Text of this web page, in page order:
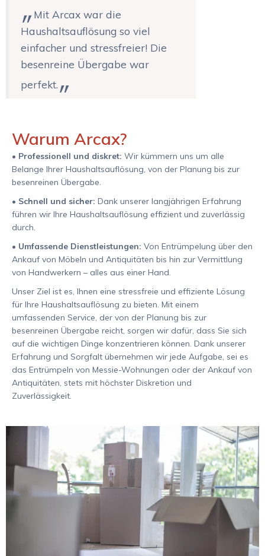
„Mit Arcax war die
Haushaltsauflösung so viel
einfacher und stressfreier! Die
besenreine Übergabe war
perfekt. „
Warum Arcax?
• Professionell und diskret: Wir kümmern uns um alle
Belange Ihrer Haushaltsauflösung, von der Planung bis zur
besenreinen Übergabe.
• Schnell und sicher: Dank unserer langjährigen Erfahrung
führen wir Ihre Haushaltsauflösung effizient und zuverlässig
durch.
• Umfassende Dienstleistungen: Von Entrümpelung über den
Ankauf von Möbeln und Antiquitäten bis hin zur Vermittlung
von Handwerkern – alles aus einer Hand.
Unser Ziel ist es, Ihnen eine stressfreie und effiziente Lösung
für Ihre Haushaltsauflösung zu bieten. Mit einem
umfassenden Service, der von der Planung bis zur
besenreinen Übergabe reicht, sorgen wir dafür, dass Sie sich
auf die wichtigen Dinge konzentrieren können. Dank unserer
Erfahrung und Sorgfalt übernehmen wir jede Aufgabe, sei es
das Entrümpeln von Messie-Wohnungen oder der Ankauf von
Antiquitäten, stets mit höchster Diskretion und
Zuverlässigkeit.